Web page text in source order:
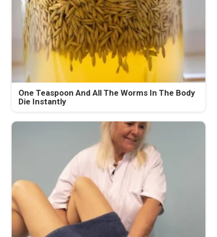
One Teaspoon And All The Worms In The Body
Die Instantly